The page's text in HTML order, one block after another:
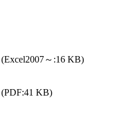
(Excel2007～:16 KB)
(PDF:41 KB)